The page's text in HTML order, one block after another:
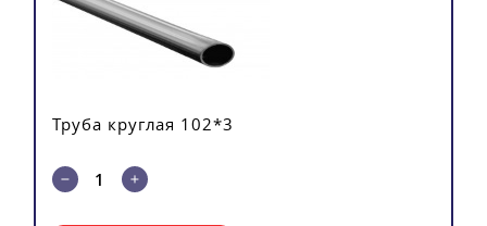
Труба круглая 102*3